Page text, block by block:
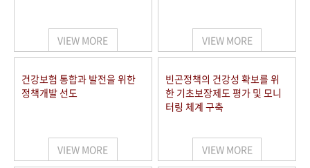
VIEW MORE VIEW MORE
건강보험 통합과 발전을 위한
정책개발 선도
VIEW MORE
빈곤정책의 건강성 확보를 위
한 기초보장제도 평가 및 모니
터링 체계 구축
VIEW MORE